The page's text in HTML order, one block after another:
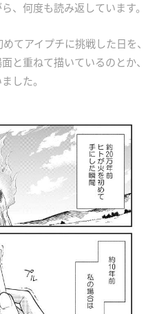
何度も読み返しています。
てアイプチに挑戦した日を、
と重ねて描いているのとか、
した。